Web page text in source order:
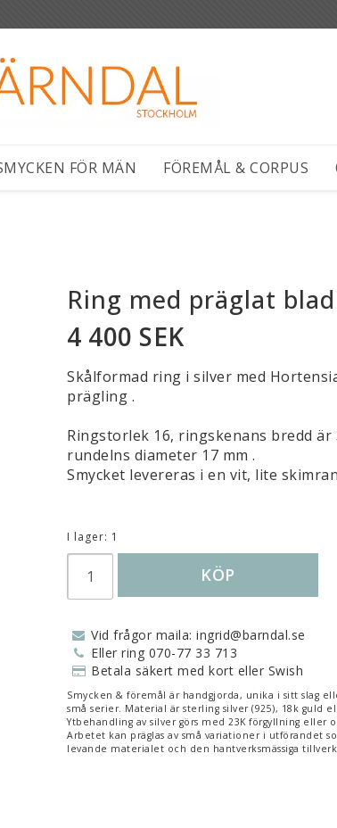
FÖR MÄN FÖREMÅL & CORPUS
Ring med präglat blad
4 400 SEK
Skålformad ring i silver med
prägling .
Ringstorlek 16, ringskenans bredd är
rundelns diameter 17 mm .
Smycket levereras i en vit, lite
I lager: 1
KÖP
Vid frågor maila: ingrid@barndal.se
Eller ring 070-77 33 713
Betala säkert med kort eller Swish
Smycken & föremål är handgjorda, unika i sitt slag
små serier. Material är sterling silver (925), 18k guld
Ytbehandling av silver görs med 23K förgyllning eller
Arbetet kan präglas av små variationer i utförandet
levande materialet och den hantverksmässiga